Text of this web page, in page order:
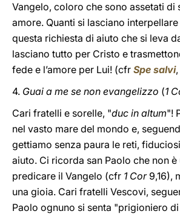
Vangelo, coloro che sono assetati di
amore. Quanti si lasciano
questa richiesta di aiuto che si leva
lasciano tutto per Cristo e
fede e l’amore per Lui! (cfr Spe salvi
4. Guai a me se non evangelizzo (1
Cari fratelli e sorelle, "duc in altum"!
nel vasto mare del mondo e,
gettiamo senza paura le reti,
aiuto. Ci ricorda san Paolo che non è
predicare il Vangelo (cfr 1 Cor9,16),
una gioia. Cari fratelli Vescovi,
Paolo ognuno si senta "prigioniero